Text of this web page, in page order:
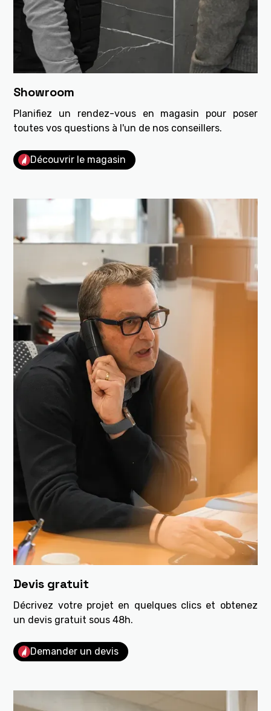
Showroom
Planifiez un rendez-vous en magasin pour poser
toutes vos questions à l'un de nos conseillers.
Découvrir le magasin
Devis gratuit
Décrivez votre projet en quelques clics et obtenez
un devis gratuit sous 48h.
Demander un devis